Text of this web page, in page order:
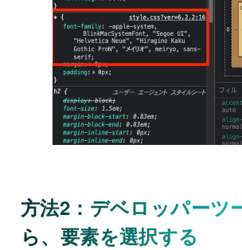
方法2：デベロッパーツ
ら、要素を選択する